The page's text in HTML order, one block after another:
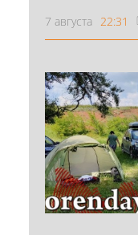
7 августа 22:31